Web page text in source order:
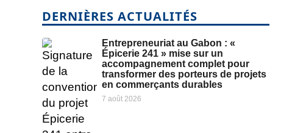
DERNIÈRES ACTUALITÉS
Entrepreneuriat au Gabon : «
Épicerie 241 » mise sur un
accompagnement complet pour
transformer des porteurs de projets
en commerçants durables
7 août 2026